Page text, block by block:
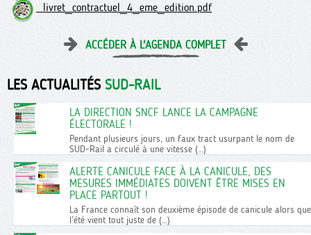
livret_contractuel_4_eme_edition.pdf
ACCÉDER À L'AGENDA COMPLET
LES ACTUALITÉS SUD-RAIL
LA DIRECTION SNCF LANCE LA CAMPAGNE
ÉLECTORALE !
Pendant plusieurs jours, un faux tract usurpant le nom de
SUD-Rail a circulé à une vitesse (…)
ALERTE CANICULE FACE À LA CANICULE, DES
MESURES IMMÉDIATES DOIVENT ÊTRE MISES EN
PLACE PARTOUT !
La France connaît son deuxième épisode de canicule alors que
l’été vient tout juste de (…)